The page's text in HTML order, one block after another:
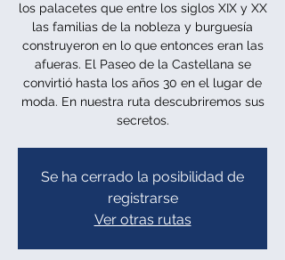
los palacetes que entre los siglos XIX y XX
las familias de la nobleza y burguesía
construyeron en lo que entonces eran las
afueras. El Paseo de la Castellana se
convirtió hasta los años 30 en el lugar de
moda. En nuestra ruta descubriremos sus
secretos.
Se ha cerrado la posibilidad de
registrarse
Ver otras rutas